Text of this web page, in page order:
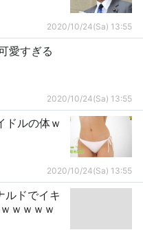
2020/10/24(Sa) 13:55
愛すぎる
2020/10/24(Sa) 13:55
ドルの体ｗ
2020/10/24(Sa) 13:55
ルドでイキ
ｗｗｗｗ